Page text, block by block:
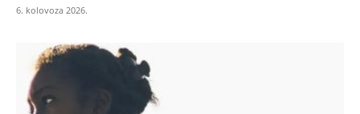
6. kolovoza 2026.